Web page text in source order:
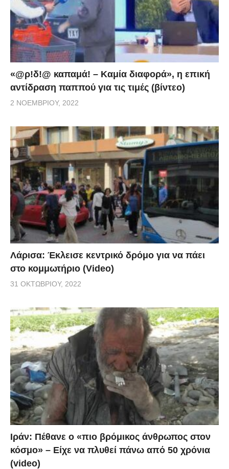
«@ρ!δ!@ καπαμά! – Καμία διαφορά», η επική
αντίδραση παππού για τις τιμές (βίντεο)
2 ΝΟΕΜΒΡΊΟΥ, 2022
Λάρισα: Έκλεισε κεντρικό δρόμο για να πάει
στο κομμωτήριο (Video)
31 ΟΚΤΩΒΡΊΟΥ, 2022
Ιράν: Πέθανε ο «πιο βρόμικος άνθρωπος στον
κόσμο» – Είχε να πλυθεί πάνω από 50 χρόνια
(video)